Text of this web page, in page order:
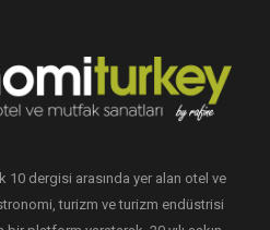
10 dergisi arasında yer alan otel ve
turizm ve turizm endüstrisi